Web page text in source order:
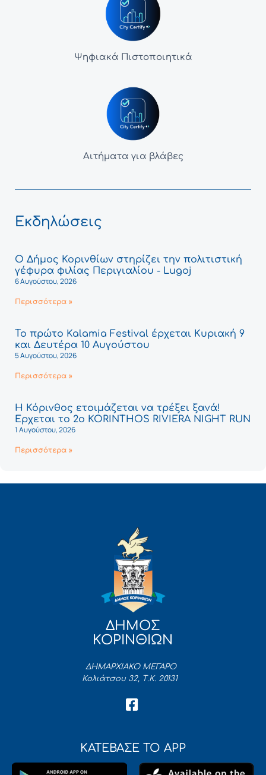
Ψηφιακά Πιστοποιητικά
Αιτήματα για βλάβες
Εκδηλώσεις
Ο Δήμος Κορινθίων στηρίζει την πολιτιστική
γέφυρα φιλίας Περιγιαλίου - Lugoj
6 Αυγούστου, 2026
Περισσότερα »
Το πρώτο Kalamia Festival έρχεται Κυριακή 9
και Δευτέρα 10 Αυγούστου
5 Αυγούστου, 2026
Περισσότερα »
Η Κόρινθος ετοιμάζεται να τρέξει ξανά!
Έρχεται το 2ο KORINTHOS RIVIERA NIGHT RUN
1 Αυγούστου, 2026
Περισσότερα »
ΔΗΜΟΣ
ΚΟΡΙΝΘΙΩΝ
ΔΗΜΑΡΧΙΑΚΟ ΜΕΓΑΡΟ
Κολιάτσου 32, Τ.Κ. 20131
ΚΑΤΕΒΑΣΕ ΤΟ APP